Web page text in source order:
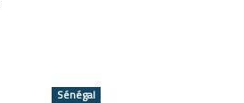
Sénégal